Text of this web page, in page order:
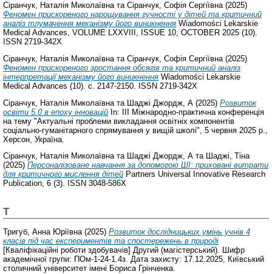
Сіранчук, Наталія Миколаївната Сіранчук, Софія Сергіївна(2025)
Феномен прискореного нарощування гучності у дітей та критичний
аналіз тлумачення механізму його виникнення Wiadomości Lekarskie
Medical Advances, VOLUME LXXVIII, ISSUE 10, OCTOBER 2025 (10).
ISSN 2719-342X
Сіранчук, Наталія Миколаївна та Сіранчук, Софія Сергіївна (2025)
Феномен прискореного зростання обсягів та критичний аналіз
інтерпретації механізму його виникнення Wiadomości Lekarskie
Medical Advances (10). с. 2147-2150. ISSN 2719-342X
Сіранчук, Наталія Миколаївна та Шаджі Джордж, А (2025) Розвиток
освіти 5.0 в епоху інновацій In: IIІ Міжнародно-практична конференція
на тему "Актуальні проблеми викладання освітніх компонентів
соціально-гуманітарного спрямування у вищій школі", 5 червня 2025 р.,
Херсон, Україна.
Сіранчук, Наталія Миколаївната Шаджі Джордж, А та Шаджі, Тіна
(2025) Персоналізоване навчання за допомогою ШІ: приховані витрати
для критичного мислення дітей Partners Universal Innovative Research
Publication, 6 (3). ISSN 3048-586X
Т
Тригуб, Анна Юріївна(2025) Розвиток дослідницьких умінь учнів 4
класів під час експериментів та спостережень в природі
[Кваліфікаційні роботи здобувачів] Другий (магістерський). Шифр
академічної групи: ПОм-1-24-1.4з. Дата захисту: 17.12.2025, Київський
столичний університет імені Бориса Грінченка.